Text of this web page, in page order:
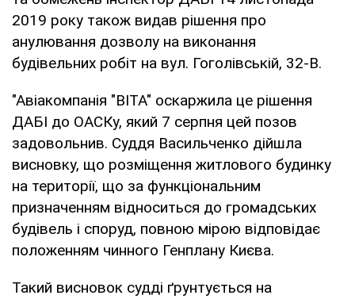
2019 року також видав рішення про
анулювання дозволу на виконання
будівельних робіт на вул. Гоголівській, 32-В.
"Авіакомпанія "ВІТА" оскаржила це рішення
ДАБІ до ОАСКу, який 7 серпня цей позов
задовольнив. Суддя Васильченко дійшла
висновку, що розміщення житлового будинку
на території, що за функціональним
призначенням відноситься до громадських
будівель і споруд, повною мірою відповідає
положенням чинного Генплану Києва.
Такий висновок судді ґрунтується на